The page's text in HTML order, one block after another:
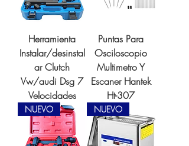
Herramienta
Instalar/desinstal
ar Clutch
Vw/audi Dsg 7
Velocidades
Puntas Para
Osciloscopio
Multimetro Y
Escaner Hantek
Ht-307
NUEVO NUEVO